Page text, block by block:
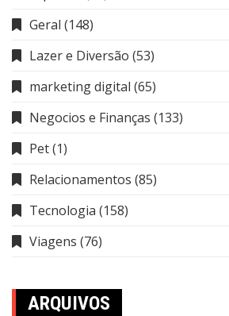
Geral (148)
Lazer e Diversão (53)
marketing digital (65)
Negocios e Finanças (133)
Pet(1)
Relacionamentos (85)
Tecnologia (158)
Viagens (76)
ARQUIVOS